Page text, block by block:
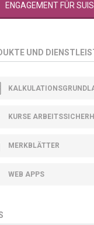
ENGAGEMENT FÜR
UND
KURSE
MERKBLÄTTER
WEB APPS